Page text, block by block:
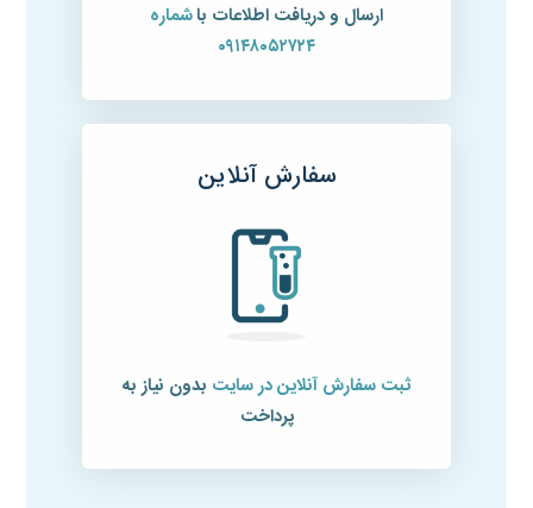
ارسال و دریافت اطلاعات باشماره
۰۹۱۴۸۰۵۲۷۲۴
سفارش آنلاین
ثبت سفارش آنلاین در سایت بدون نیاز به
پرداخت